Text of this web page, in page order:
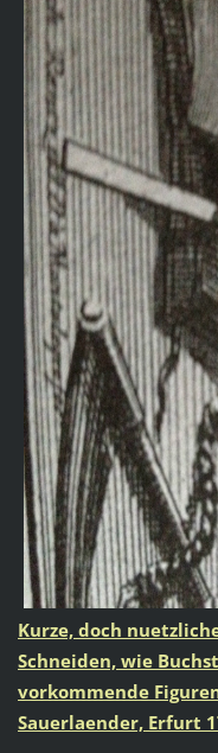
Kurze, doch
Schneiden, wie
vorkommende
Sauerlaender, Erfurt